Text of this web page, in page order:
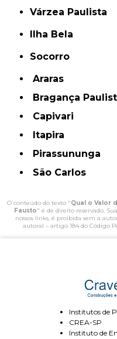
Várzea Paulista
Ilha Bela
Socorro
Araras
Bragança
Capivari
Itapira
Pirassununga
São Carlos
O conteúdo do texto "Qual o Valor
Fausto" é de direito reservado.
nossos links, é proibida sem a
autoral – artigo 184 do Código
Institutos de
CREA-SP
Instituto de